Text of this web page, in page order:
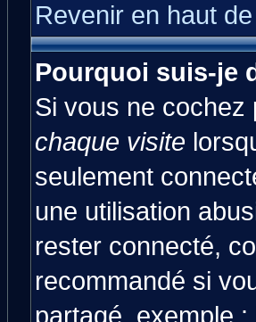
Revenir en haut
Pourquoi suis-je
Si vous ne cochez
chaque visite
seulement
une utilisation
rester connecté,
recommandé si
partagé, exemple